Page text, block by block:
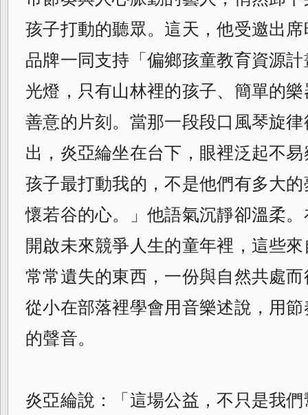
孩子打動的聽眾。這天，他受邀出
品牌一同支持「偏鄉孩童教育資源
光燈，只有山林裡的孩子、簡單的
善意的片刻。當那一段段口風琴旋
出，炎亞綸坐在台下，眼裡泛起不
孩子最打動我的，不是他們有多大
懷若谷的心。」他語氣沉靜卻溫柔
開啟未來競爭人生的童年裡，這些
常常遺失的東西，一份與自然共處
從小在部落裡學會用音樂述說，用
的聲音。
炎亞綸說：「這場公益，不只是我